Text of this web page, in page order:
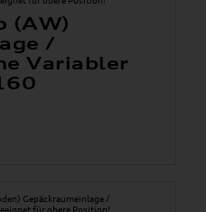
(AW)
/
Variabler